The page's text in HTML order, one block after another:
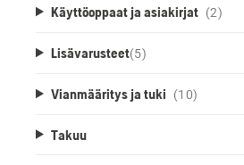
Käyttöoppaat ja asiakirjat (2)
Lisävarusteet(5)
Vianmääritys ja tuki (10)
Takuu